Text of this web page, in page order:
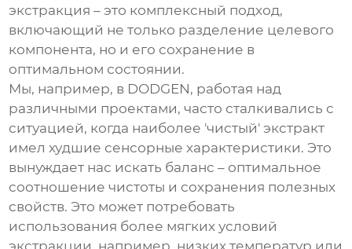
экстракция – это комплексный подход,
включающий не только разделение целевого
компонента, но и его сохранение в
оптимальном состоянии.
Мы, например, в DODGEN, работая над
различными проектами, часто сталкивались с
ситуацией, когда наиболее 'чистый' экстракт
имел худшие сенсорные характеристики. Это
вынуждает нас искать баланс – оптимальное
соотношение чистоты и сохранения полезных
свойств. Это может потребовать
использования более мягких условий